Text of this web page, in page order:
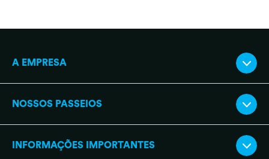
A EMPRESA
NOSSOS PASSEIOS
INFORMAÇÕES IMPORTANTES